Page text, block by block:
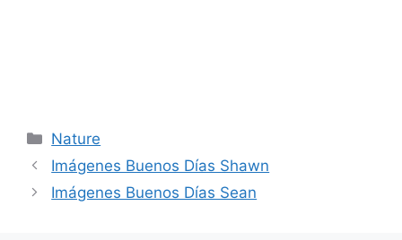
Categories
Nature
Imágenes Buenos Días Shawn
Imágenes Buenos Días Sean